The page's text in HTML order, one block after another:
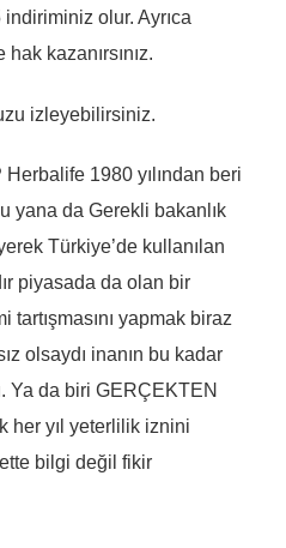
olur. Ayrıca
kazanırsınız.
izleyebilirsiniz.
Herbalife 1980 yılından beri
yana da Gerekli bakanlık
Türkiye’de kullanılan
piyasada da olan bir
tartışmasını yapmak biraz
olsaydı inanın bu kadar
Ya da biri GERÇEKTEN
her yıl yeterlilik iznini
bilgi değil fikir